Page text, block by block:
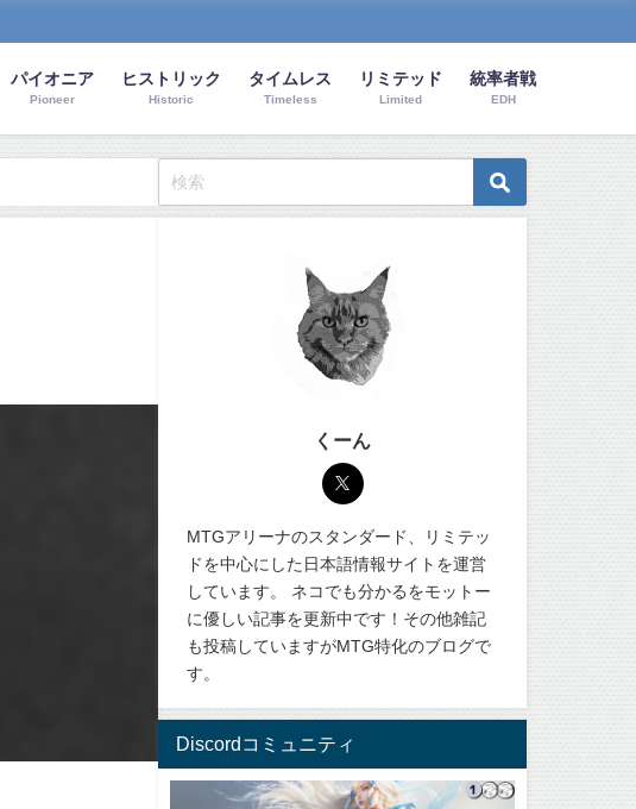
パイオニア
Pioneer
ヒストリック
Historic
タイムレス
Timeless
リミテッド
Limited
統率者戦
EDH
くーん
MTGアリーナのスタンダード、リミテッ
ドを中心にした日本語情報サイトを運営
しています。 ネコでも分かるをモットー
に優しい記事を更新中です！その他雑記
も投稿していますがMTG特化のブログで
す。
Discordコミュニティ